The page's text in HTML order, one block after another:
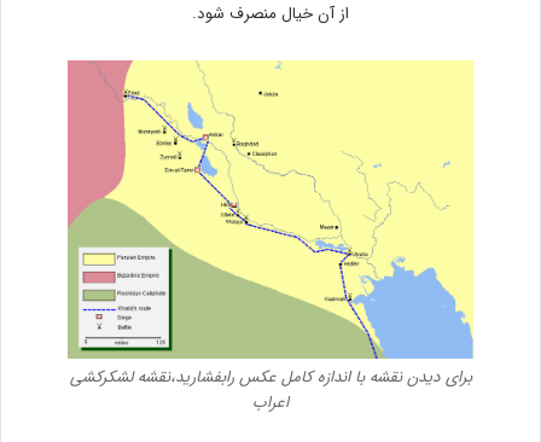
از آن خیال منصرف شود.
برای دیدن نقشه با اندازه کامل عکس رابفشارید،نقشه لشکرکشی
اعراب